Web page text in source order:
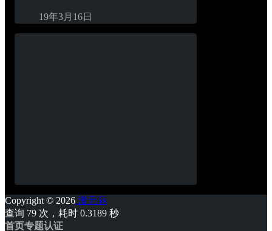
19年3月16日
Copyright © 2026 漫无际
查询 79 次，耗时 0.3189 秒
首页专题认证